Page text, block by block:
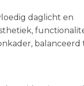
daglicht en
balanceerd